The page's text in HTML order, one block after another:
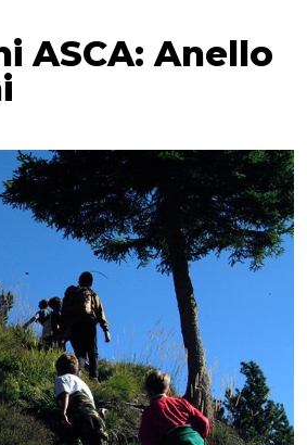
ASCA: Anello